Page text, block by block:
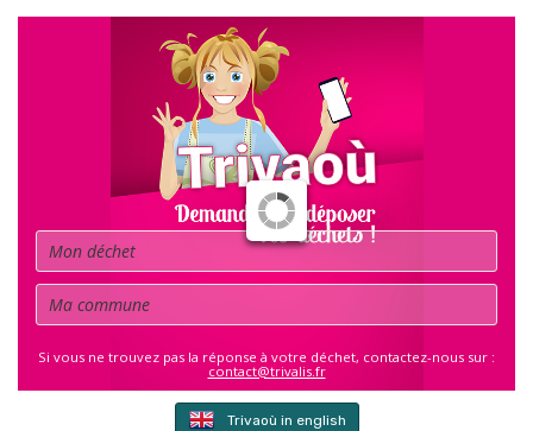
Déchet
Commune
Si vous ne trouvez pas la réponse à votre déchet, contactez-nous sur :
contact@trivalis.fr
Trivaoù in english